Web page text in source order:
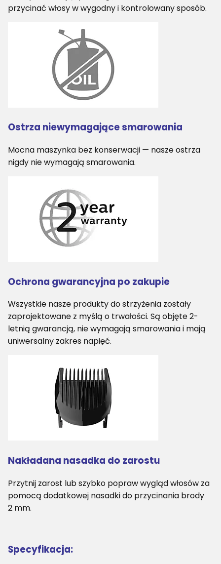
przycinać włosy w wygodny i kontrolowany sposób.
Ostrza niewymagające smarowania
Mocna maszynka bez konserwacji — nasze ostrza
nigdy nie wymagają smarowania.
Ochrona gwarancyjna po zakupie
Wszystkie nasze produkty do strzyżenia zostały
zaprojektowane z myślą o trwałości. Są objęte 2-
letnią gwarancją, nie wymagają smarowania i mają
uniwersalny zakres napięć.
Nakładana nasadka do zarostu
Przytnij zarost lub szybko popraw wygląd włosów za
pomocą dodatkowej nasadki do przycinania brody
2 mm.
Specyfikacja: